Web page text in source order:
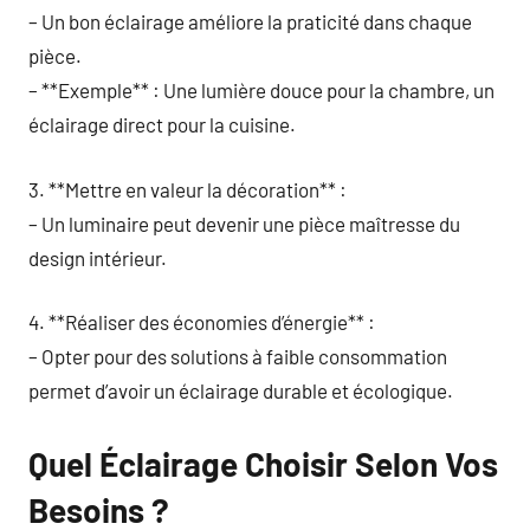
– Un bon éclairage améliore la praticité dans chaque
pièce.
– **Exemple** : Une lumière douce pour la chambre, un
éclairage direct pour la cuisine.
3. **Mettre en valeur la décoration** :
– Un luminaire peut devenir une pièce maîtresse du
design intérieur.
4. **Réaliser des économies d’énergie** :
– Opter pour des solutions à faible consommation
permet d’avoir un éclairage durable et écologique.
Quel Éclairage Choisir Selon Vos
Besoins ?